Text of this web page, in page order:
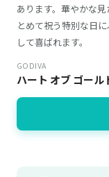
あります。華やかな
とめて祝う特別な日
して喜ばれます。
GODIVA
ハート オブ ゴール